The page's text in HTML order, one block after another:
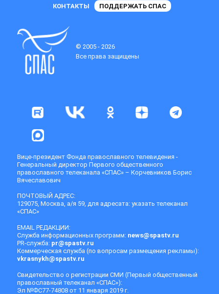
КОНТАКТЫ
ПОДДЕРЖАТЬ СПАС
© 2005 - 2026
Все права защищены
Вице-президент Фонда православного телевидения -
Генеральный директор Первого общественного
православного телеканала «СПАС» – Корчевников Борис
Вячеславович
ПОЧТОВЫЙ АДРЕС:
129075, Москва, а/я 59, для адресата: указать телеканал
«СПАС»
EMAIL РЕДАКЦИИ:
Служба информационных программ: news@spastv.ru
PR-служба: pr@spastv.ru
Коммерческая служба (по вопросам размещения рекламы):
vkrasnykh@spastv.ru
Свидетельство о регистрации СМИ (Первый общественный
православный телеканал «СПАС»):
Эл №ФС77-74808 от 11 января 2019 г.